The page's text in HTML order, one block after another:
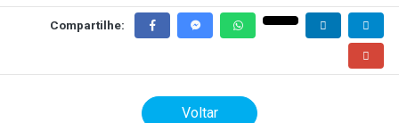
Compartilhe:
Voltar